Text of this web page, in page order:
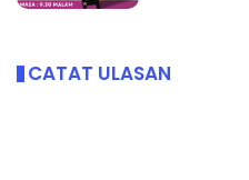
CATAT ULASAN